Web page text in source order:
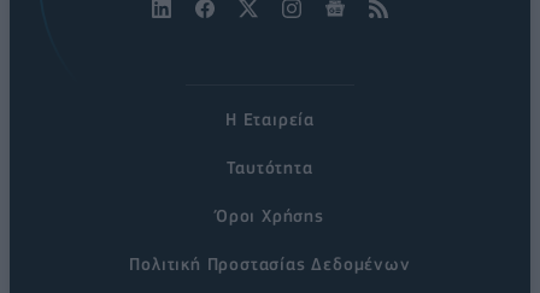
Η Εταιρεία
Ταυτότητα
Όροι Χρήσης
Πολιτική Προστασίας Δεδομένων